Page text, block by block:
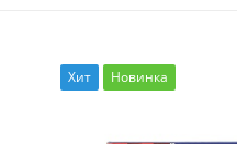
Хит Новинка